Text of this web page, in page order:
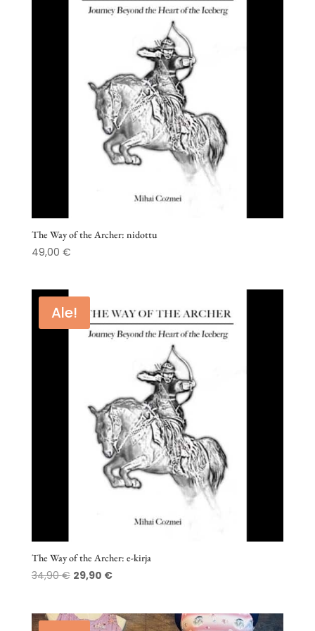
The Way of the Archer: nidottu
49,00 €
Ale!
The Way of the Archer: e-kirja
34,90€ Alkuperäinen
34,90 €.
29,90 €Nykyinen
29,90 €.